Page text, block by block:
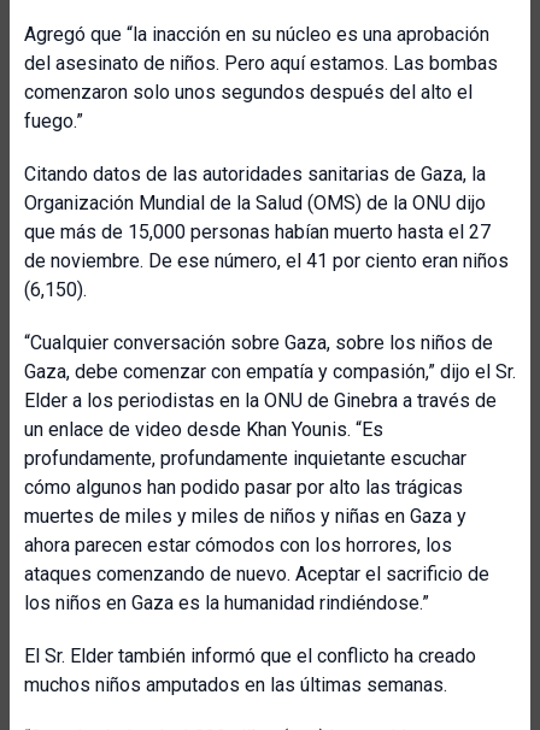
Agregó que “la inacción en su núcleo es una aprobación
del asesinato de niños. Pero aquí estamos. Las bombas
comenzaron solo unos segundos después del alto el
fuego.”
Citando datos de las autoridades sanitarias de Gaza, la
Organización Mundial de la Salud (OMS) de la ONU dijo
que más de 15,000 personas habían muerto hasta el 27
de noviembre. De ese número, el 41 por ciento eran niños
(6,150).
“Cualquier conversación sobre Gaza, sobre los niños de
Gaza, debe comenzar con empatía y compasión,” dijo el Sr.
Elder a los periodistas en la ONU de Ginebra a través de
un enlace de video desde Khan Younis. “Es
profundamente, profundamente inquietante escuchar
cómo algunos han podido pasar por alto las trágicas
muertes de miles y miles de niños y niñas en Gaza y
ahora parecen estar cómodos con los horrores, los
ataques comenzando de nuevo. Aceptar el sacrificio de
los niños en Gaza es la humanidad rindiéndose.”
El Sr. Elder también informó que el conflicto ha creado
muchos niños amputados en las últimas semanas.